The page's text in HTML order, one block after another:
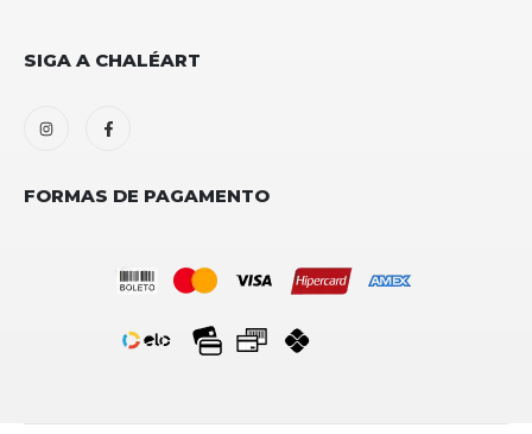
SIGA A CHALÉART
FORMAS DE PAGAMENTO